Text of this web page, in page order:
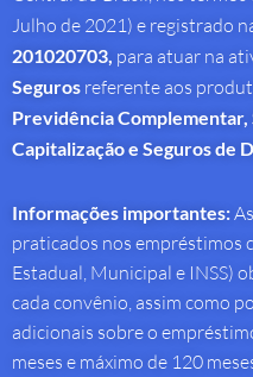
Julho de 2021) e registrado
201020703, para atuar na
Seguros referente aos
Previdência Complementar,
Capitalização e Seguros de
Informações importantes:
praticados nos empréstimos
Estadual, Municipal e INSS)
cada convênio, assim como
adicionais sobre o
meses e máximo de 120